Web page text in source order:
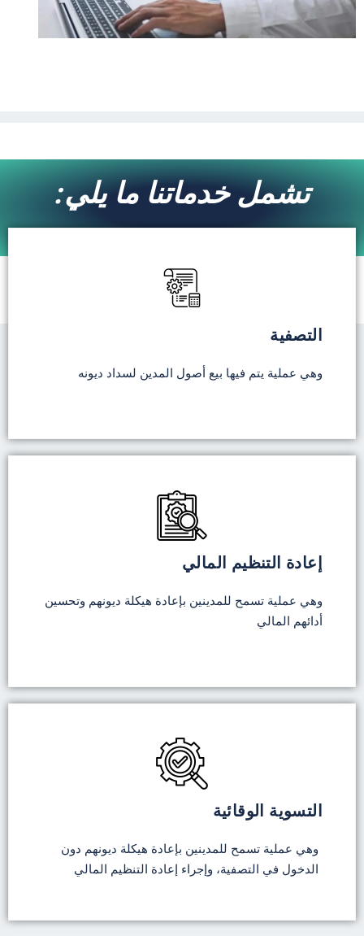
تشمل خدماتنا ما يلي:
التصفية
وهي عملية يتم فيها بيع أصول المدين لسداد ديونه
إعادة التنظيم المالي
وهي عملية تسمح للمدينين بإعادة هيكلة ديونهم وتحسين
أدائهم المالي
التسوية الوقائية
وهي عملية تسمح للمدينين بإعادة هيكلة ديونهم دون
الدخول في التصفية، وإجراء إعادة التنظيم المالي